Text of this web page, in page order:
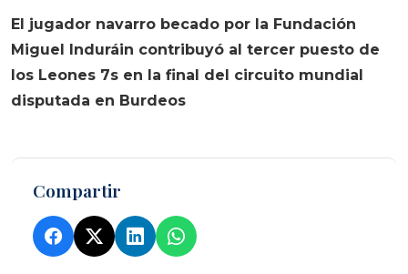
El jugador navarro becado por la Fundación
Miguel Induráin contribuyó al tercer puesto de
los Leones 7s en la final del circuito mundial
disputada en Burdeos
Compartir